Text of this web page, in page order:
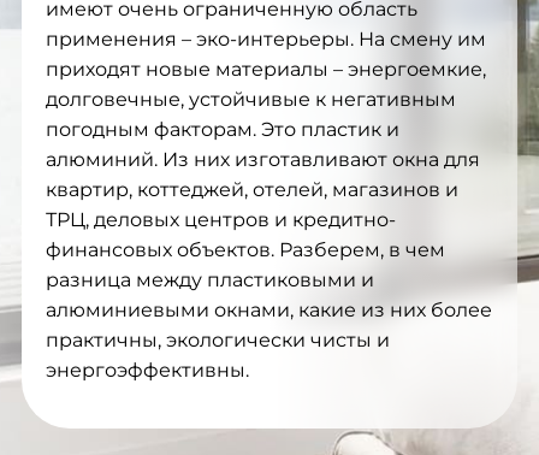
имеют очень ограниченную область
применения – эко-интерьеры. На смену им
приходят новые материалы – энергоемкие,
долговечные, устойчивые к негативным
погодным факторам. Это пластик и
алюминий. Из них изготавливают окна для
квартир, коттеджей, отелей, магазинов и
ТРЦ, деловых центров и кредитно-
финансовых объектов. Разберем, в чем
разница между пластиковыми и
алюминиевыми окнами, какие из них более
практичны, экологически чисты и
энергоэффективны.